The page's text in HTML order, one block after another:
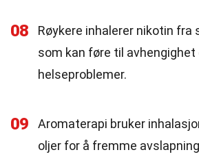
08
Røykere inhalerer nikotin fra
som kan føre til avhengighet
helseproblemer.
09
Aromaterapi bruker
oljer for å fremme